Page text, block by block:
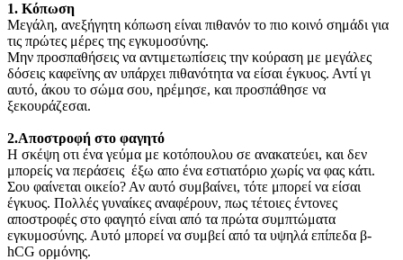
1. Κόπωση
Μεγάλη, ανεξήγητη κόπωση είναι πιθανόν το πιο κοινό σημάδι για
τις πρώτες μέρες της εγκυμοσύνης.
Μην προσπαθήσεις να αντιμετωπίσεις την κούραση με μεγάλες
δόσεις καφεϊνης αν υπάρχει πιθανότητα να είσαι έγκυος. Αντί γι
αυτό, άκου το σώμα σου, ηρέμησε, και προσπάθησε να
ξεκουράζεσαι.
2.Αποστροφή στο φαγητό
Η σκέψη οτι ένα γεύμα με κοτόπουλου σε ανακατεύει, και δεν
μπορείς να περάσεις έξω απο ένα εστιατόριο χωρίς να φας κάτι.
Σου φαίνεται οικείο? Αν αυτό συμβαίνει, τότε μπορεί να είσαι
έγκυος. Πολλές γυναίκες αναφέρουν, πως τέτοιες έντονες
αποστροφές στο φαγητό είναι από τα πρώτα συμπτώματα
εγκυμοσύνης. Αυτό μπορεί να συμβεί από τα υψηλά επίπεδα β-
hCG ορμόνης.